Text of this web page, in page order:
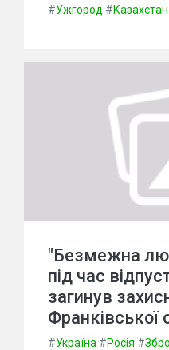
#Ужгород #Казахстан
"Безмежна
під час
загинув
Франківської
#Україна #Росія #